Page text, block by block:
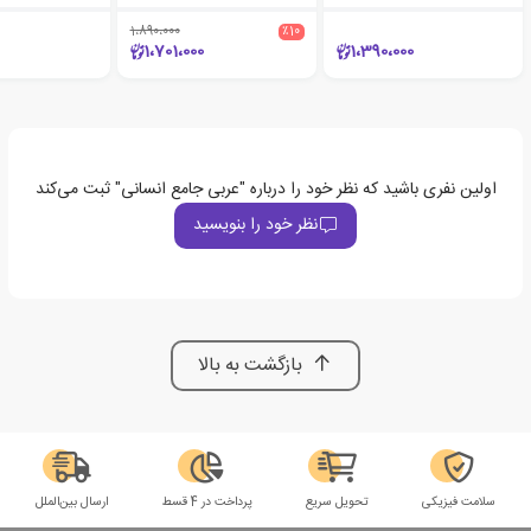
1،390،000
٪10 1،890،000
1،701،000
اولین نفری باشید که نظر خود را درباره "عربی جامع انسانی" ثبت می‌کند
نظر خود را بنویسید
بازگشت به بالا
سلامت فیزیکی تحویل سریع پرداخت در 4 قسط ارسال بین‌الملل